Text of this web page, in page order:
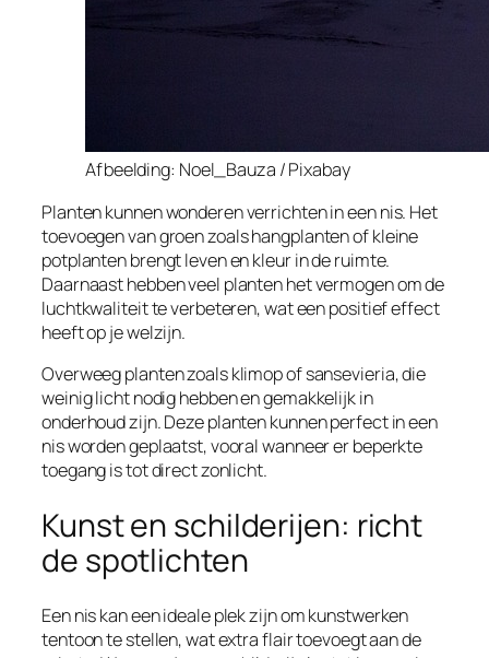
Afbeelding: Noel_Bauza / Pixabay
Planten kunnen wonderen verrichten in een nis. Het
toevoegen van groen zoals hangplanten of kleine
potplanten brengt leven en kleur in de ruimte.
Daarnaast hebben veel planten het vermogen om de
luchtkwaliteit te verbeteren, wat een positief effect
heeft op je welzijn.
Overweeg planten zoals klimop of sansevieria, die
weinig licht nodig hebben en gemakkelijk in
onderhoud zijn. Deze planten kunnen perfect in een
nis worden geplaatst, vooral wanneer er beperkte
toegang is tot direct zonlicht.
Kunst en schilderijen: richt
de spotlichten
Een nis kan een ideale plek zijn om kunstwerken
tentoon te stellen, wat extra flair toevoegt aan de